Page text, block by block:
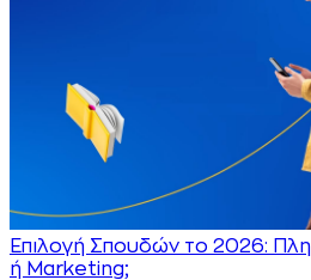
Επιλογή Σπουδών το 2026:
ή Marketing;